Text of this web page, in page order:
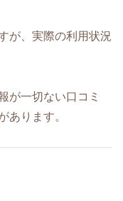
が、実際の利用状況
が一切ない口コミ
あります。